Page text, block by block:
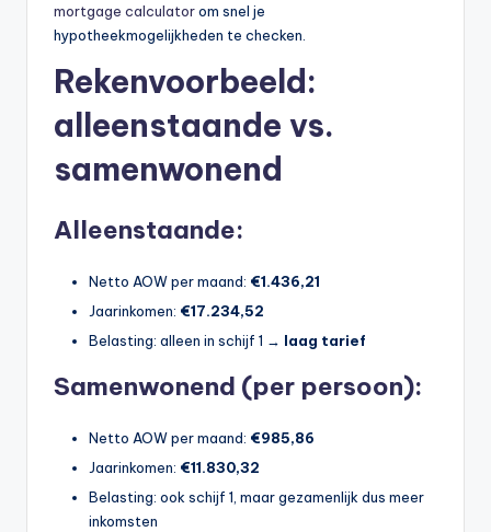
mortgage calculatorom snel je
hypotheekmogelijkheden te checken.
Rekenvoorbeeld:
alleenstaande vs.
samenwonend
Alleenstaande:
Netto AOW per maand: €1.436,21
Jaarinkomen: €17.234,52
Belasting: alleen in schijf 1 → laag tarief
Samenwonend (per persoon):
Netto AOW per maand: €985,86
Jaarinkomen: €11.830,32
Belasting: ook schijf 1, maar gezamenlijk dus meer
inkomsten